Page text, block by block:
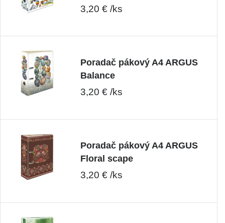
3,20 € /ks
Poradač pákový A4 ARGUS
Balance
3,20 € /ks
Poradač pákový A4 ARGUS
Floral scape
3,20 € /ks